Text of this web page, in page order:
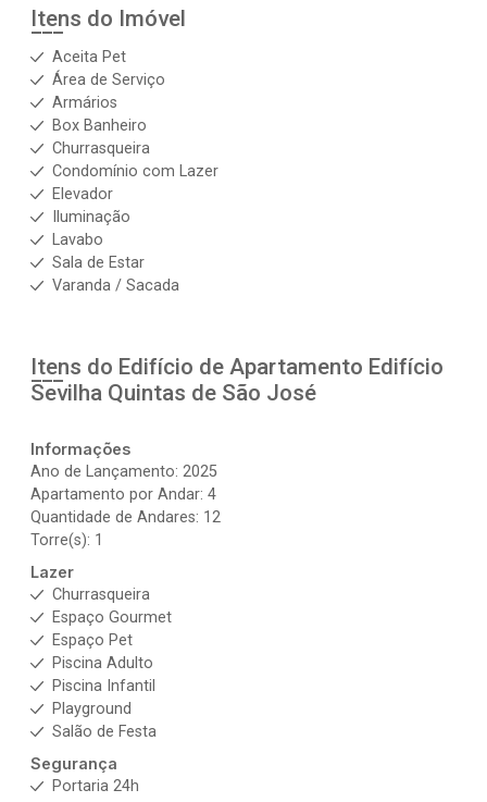
Itens do Imóvel
Aceita Pet
Área de Serviço
Armários
Box Banheiro
Churrasqueira
Condomínio com Lazer
Elevador
Iluminação
Lavabo
Sala de Estar
Varanda / Sacada
Itens do Edifício de Apartamento Edifício
Sevilha Quintas de São José
Informações
Ano de Lançamento: 2025
Apartamento por Andar: 4
Quantidade de Andares: 12
Torre(s): 1
Lazer
Churrasqueira
Espaço Gourmet
Espaço Pet
Piscina Adulto
Piscina Infantil
Playground
Salão de Festa
Segurança
Portaria 24h